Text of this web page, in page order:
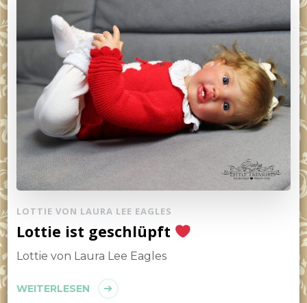
LOTTIE VON LAURA LEE EAGLES
Lottie ist geschlüpft
Lottie von Laura Lee Eagles
WEITERLESEN